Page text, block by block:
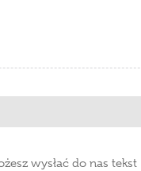
wysłać do nas tekst